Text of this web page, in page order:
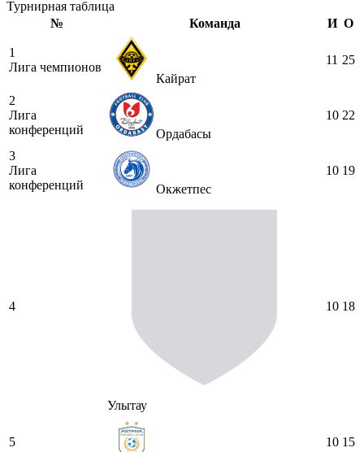
Турнирная таблица
№
Команда И О
1
Лига чемпионов
Кайрат
11 25
2
Лига
конференций
Ордабасы
10 22
3
Лига
конференций
Окжетпес
10 19
4
Улытау
10 18
5
10 15